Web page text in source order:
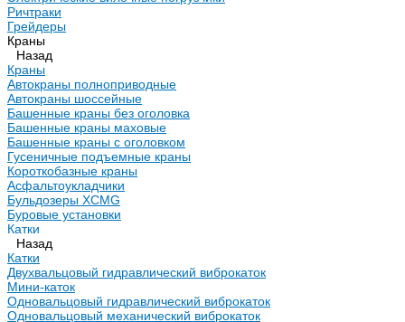
Ричтраки
Грейдеры
Краны
Назад
Краны
Автокраны полноприводные
Автокраны шоссейные
Башенные краны без оголовка
Башенные краны маховые
Башенные краны с оголовком
Гусеничные подъемные краны
Короткобазные краны
Асфальтоукладчики
Бульдозеры XCMG
Буровые установки
Катки
Назад
Катки
Двухвальцовый гидравлический виброкаток
Мини-каток
Одновальцовый гидравлический виброкаток
Одновальцовый механический виброкаток